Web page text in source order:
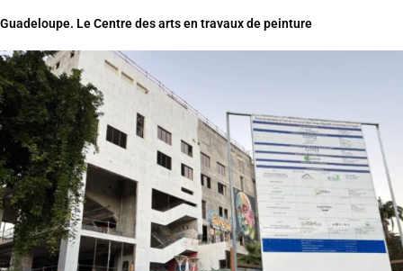
Guadeloupe. Le Centre des arts en travaux de peinture